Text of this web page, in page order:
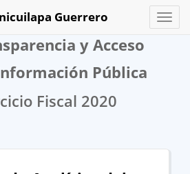
Toggle
Guerrero
y Acceso
Pública
Fiscal 2020